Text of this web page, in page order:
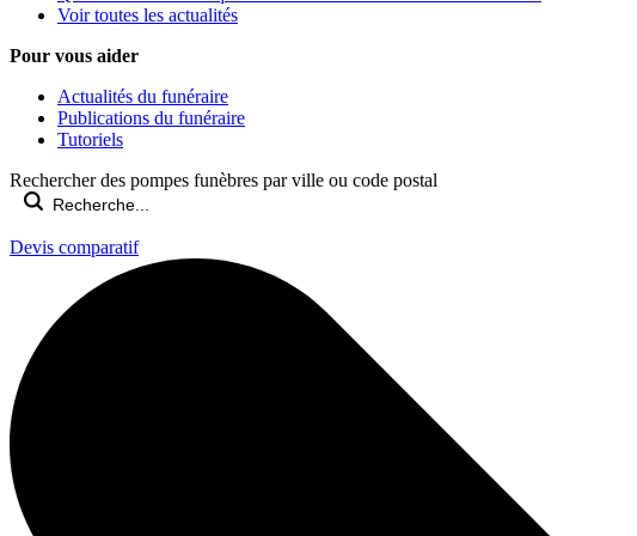
Voir toutes les actualités
Pour vous aider
Actualités du funéraire
Publications du funéraire
Tutoriels
Rechercher des pompes funèbres par ville ou code postal
Devis comparatif